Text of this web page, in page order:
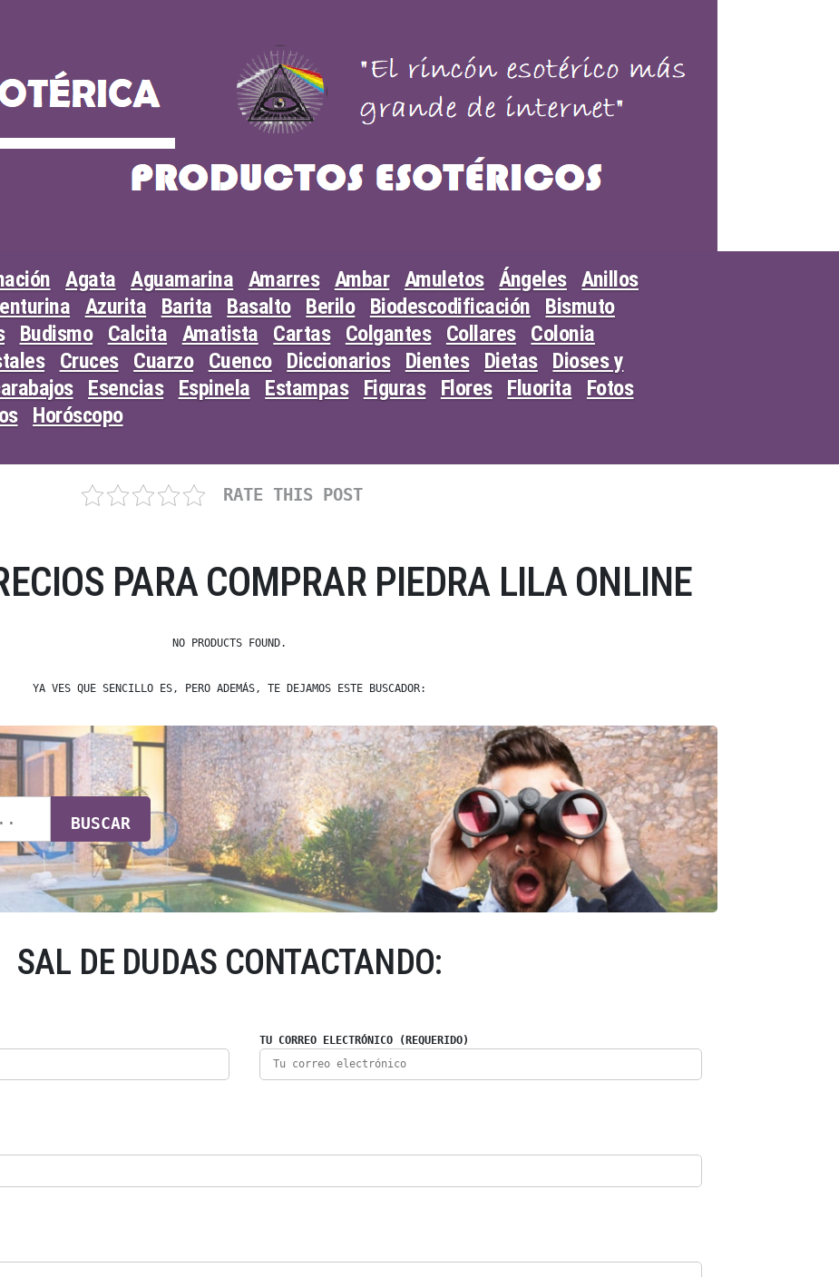
Agata Aguamarina Amarres Ambar Amuletos Ángeles Anillos
Azurita Barita Basalto Berilo Biodescodificación
Bismuto
Budismo Calcita Amatista Cartas Colgantes Collares
Colonia
Cruces Cuarzo Cuenco Diccionarios Dientes Dietas
Dioses y
Esencias Espinela Estampas Figuras Flores Fluorita
Fotos
Horóscopo
RATE THIS POST
PARA COMPRAR PIEDRA LILA ONLINE
NO PRODUCTS FOUND.
YA VES QUE SENCILLO ES, PERO ADEMÁS, TE DEJAMOS ESTE BUSCADOR:
BUSCAR
SAL DE DUDAS CONTACTANDO:
TU CORREO ELECTRÓNICO (REQUERIDO)